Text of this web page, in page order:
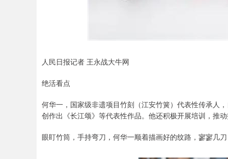
人民日报记者 王永战大牛网
绝活看点
何华一，国家级非遗项目竹刻（江安竹簧）代表性传承人
创作出《长江颂》等代表性作品。他还积极开展培训，推
眼盯竹筒，手持弯刀，何华一顺着描画好的纹路，寥寥几
深证成指 14311.01